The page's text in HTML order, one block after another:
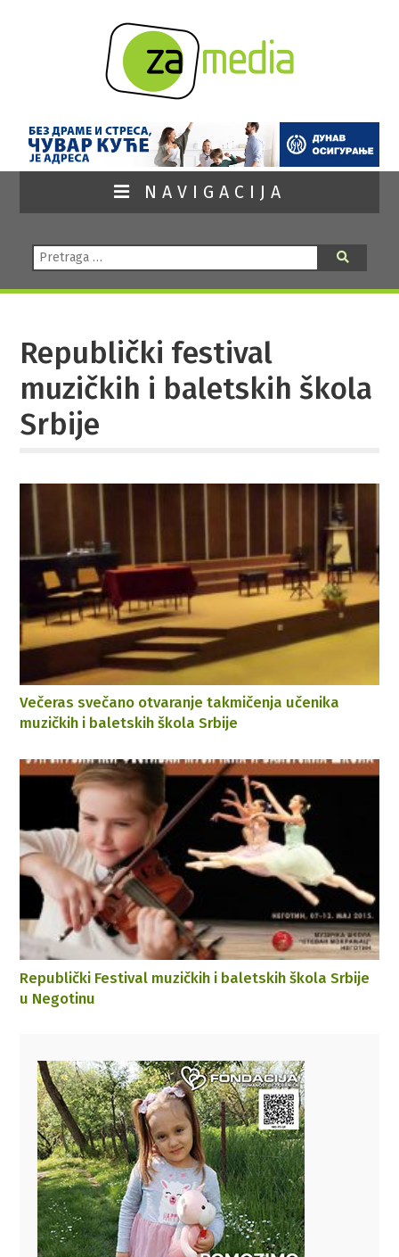
NAVIGACIJA
Pretraga:
Republički festival
muzičkih i baletskih škola
Srbije
Večeras svečano otvaranje takmičenja učenika
muzičkih i baletskih škola Srbije
Republički Festival muzičkih i baletskih škola Srbije
u Negotinu